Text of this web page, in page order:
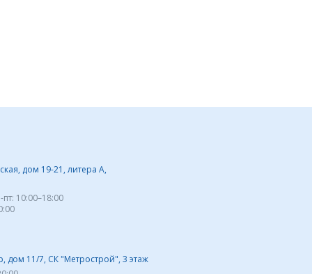
дом 19-21, литера А,
пт: 10:00–18:00
дом 11/7, СК "Метрострой", 3 этаж